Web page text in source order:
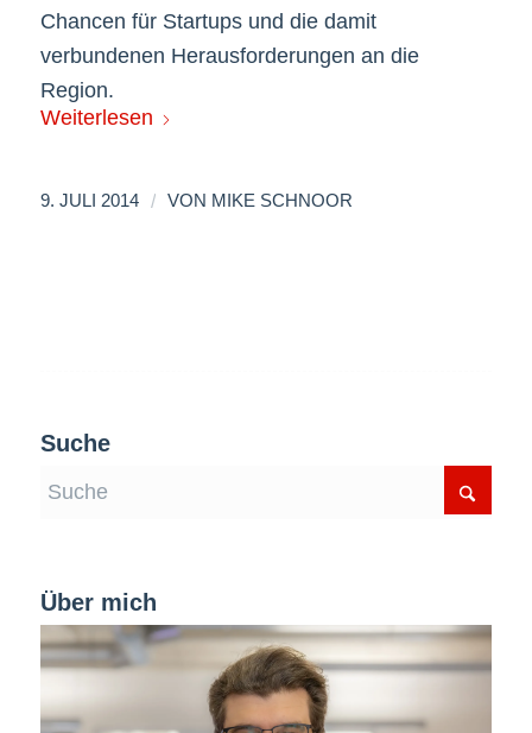
Chancen für Startups und die damit
verbundenen Herausforderungen an die
Region.
Weiterlesen
9. JULI 2014 / VON MIKE SCHNOOR
Suche
Über mich